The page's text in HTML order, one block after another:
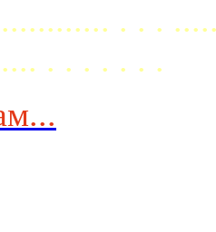
. . .
. . . . . . .